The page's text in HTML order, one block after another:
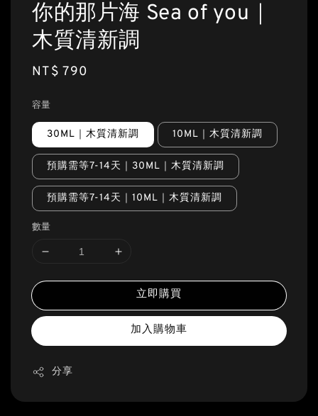
你的那片海 Sea of you｜
木質清新調
Regular
NT$ 790
容量
30ML｜木質清新調 10ML｜木質清新調
預購需等7-14天｜30ML｜木質清新調
預購需等7-14天｜10ML｜木質清新調
數量
立即購買
加入購物車
分享